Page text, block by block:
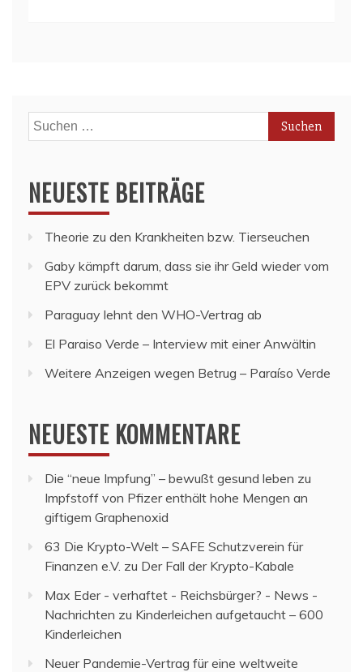
Suchen
nach:
NEUESTE BEITRÄGE
Theorie zu den Krankheiten bzw. Tierseuchen
Gaby kämpft darum, dass sie ihr Geld wieder vom
EPV zurück bekommt
Paraguay lehnt den WHO-Vertrag ab
El Paraiso Verde – Interview mit einer Anwältin
Weitere Anzeigen wegen Betrug – Paraíso Verde
NEUESTE KOMMENTARE
Die “neue Impfung” – bewußt gesund leben zu
Impfstoff von Pfizer enthält hohe Mengen an
giftigem Graphenoxid
63 Die Krypto-Welt – SAFE Schutzverein für
Finanzen e.V. zu Der Fall der Krypto-Kabale
Max Eder - verhaftet - Reichsbürger? - News -
Nachrichten zu Kinderleichen aufgetaucht – 600
Kinderleichen
Neuer Pandemie-Vertrag für eine weltweite